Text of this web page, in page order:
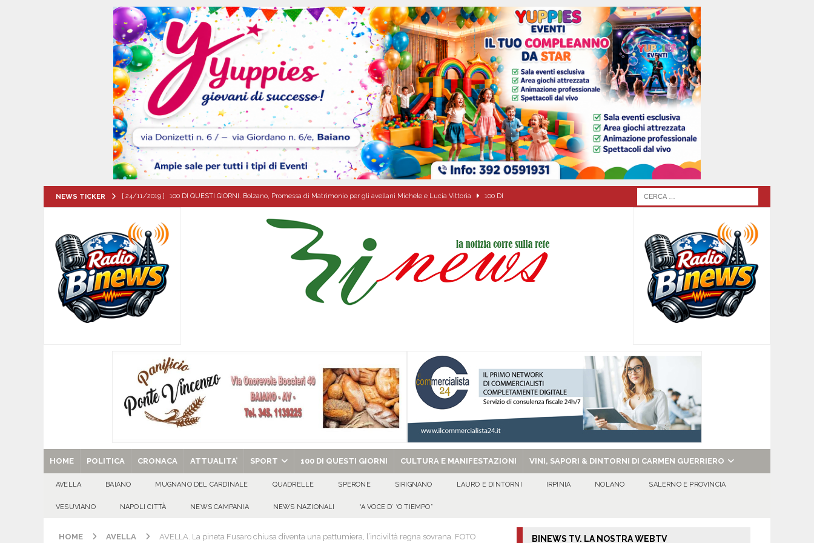
NEWS TICKER [ 24/11/2019 ] 100 DI QUESTI GIORNI. Bolzano, Promessa di Matrimonio per gli avellani Michele e Lucia Vittoria 100 DI
[ 06/08/2026 ] Mugnano, torna “Una Voce per Santa Filomena”: il racconto di una devozione che unisce un’intera comunità
ATTUALITA'
[ 06/08/2026 ] Baiano festeggia i 90 anni del Prof. Dott. Salvatore Vasco: un traguardo speciale circondato dall’affetto della
famiglia.
[ 06/08/2026 ]
[ 06/08/2026 ] SANT’Oggi. Giovedì 6 agosto si celebra la Trasfigurazione del Signore e sant’Ormisda EVIDENZA
[ 29/08/2025 ] SANT’Oggi. Venerdì 29 agosto la chiesa celebra il Martirio di san Giovanni Battista e santa Sabina EVIDENZA
HOME POLITICA CRONACA ATTUALITA’ SPORT 100 DI QUESTI GIORNI CULTURA E MANIFESTAZIONI VINI, SAPORI & DINTORNI DI CARMEN GUERRIERO
AVELLA BAIANO MUGNANO DEL CARDINALE QUADRELLE SPERONE SIRIGNANO LAURO E DINTORNI IRPINIA NOLANO SALERNO E PROVINCIA
VESUVIANO NAPOLI CITTÀ NEWS CAMPANIA NEWS NAZIONALI “A VOCE D’ ‘O TIEMPO”
HOME AVELLA AVELLA. La pineta Fusaro chiusa diventa una pattumiera, l’inciviltà regna sovrana. FOTO BINEWS TV. LA NOSTRA WEBTV